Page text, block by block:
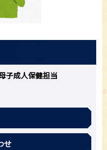
子成人保健担当
せ